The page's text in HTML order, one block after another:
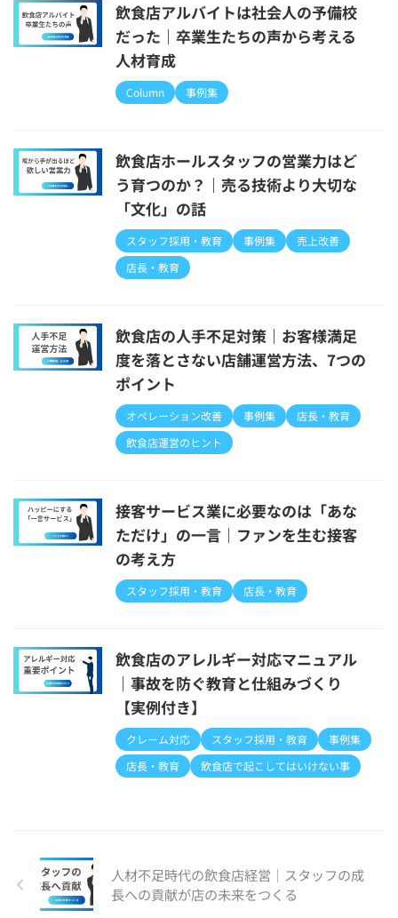
飲食店アルバイトは社会人の予備校
だった｜卒業生たちの声から考える
人材育成
Column 事例集
飲食店ホールスタッフの営業力はど
う育つのか？｜売る技術より大切な
「文化」の話
スタッフ採用・教育 事例集
売上改善
店長・教育
飲食店の人手不足対策｜お客様満足
度を落とさない店舗運営方法、7つの
ポイント
オペレーション改善 事例集
店長・教育
飲食店運営のヒント
接客サービス業に必要なのは「あな
ただけ」の一言｜ファンを生む接客
の考え方
スタッフ採用・教育 店長・教育
飲食店のアレルギー対応マニュアル
｜事故を防ぐ教育と仕組みづくり
【実例付き】
クレーム対応 スタッフ採用・教育
事例集
店長・教育
飲食店で起こしてはいけない事
人材不足時代の飲食店経営｜スタッフの成
長への貢献が店の未来をつくる